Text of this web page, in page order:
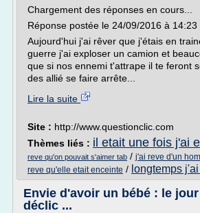
Chargement des réponses en cours...
Réponse postée le 24/09/2016 à 14:23
Aujourd'hui j'ai rêver que j'étais en
guerre j'ai exploser un camion et
que si nos ennemi t'attrape il te feront
des allié se faire arrête...
Lire la suite
Site : http://www.questionclic.com
Thèmes liés : il etait une fois j'ai
reve qu'on pouvait s'aimer tab / j'ai reve d'un
reve qu'elle etait enceinte / longtemps
Envie d'avoir un bébé : le jour
déclic ...